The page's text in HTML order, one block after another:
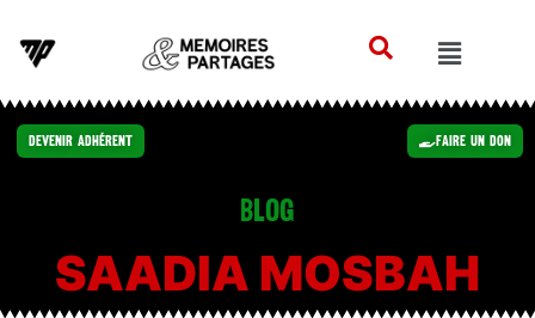
Devenir Adhérent Faire un Don
Blog
SAADIA MOSBAH